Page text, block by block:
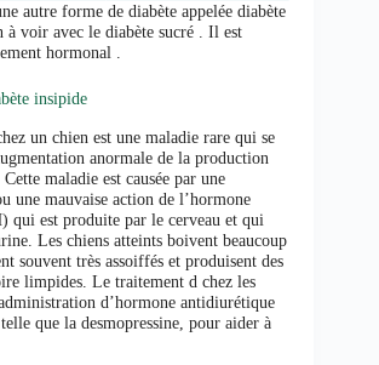
autre forme de diabète appelée diabète
à voir avec le diabète sucré . Il est
hormonal .
insipide
un chien est une maladie rare qui se
anormale de la production
maladie est causée par une
une mauvaise action de l’hormone
qui est produite par le cerveau et qui
Les chiens atteints boivent beaucoup
souvent très assoiffés et produisent des
limpides. Le traitement d chez les
d’hormone antidiurétique
que la desmopressine, pour aider à